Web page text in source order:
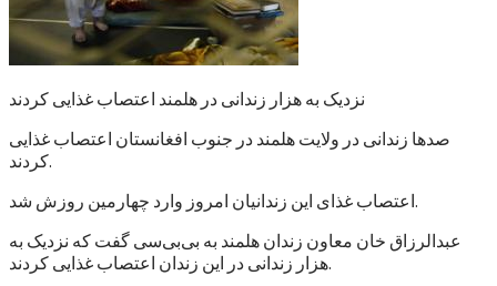
نزدیک به هزار زندانی در هلمند اعتصاب غذایی کردند
صدها زندانی در ولایت هلمند در جنوب افغانستان اعتصاب غذایی
کردند.
اعتصاب غذای این زندانیان امروز وارد چهارمین روزش شد.
عبدالرزاق خان معاون زندان هلمند به بی‌بی‌سی گفت که نزدیک به
هزار زندانی در این زندان اعتصاب غذایی کردند.